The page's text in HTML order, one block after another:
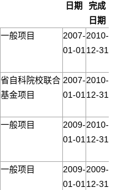
日期
完成
日期
一般项目
2007-
01-01
2010-
12-31
省自科院校联合
基金项目
2007-
01-01
2010-
12-31
一般项目
2009-
01-01
2010-
12-31
一般项目
2009-
01-01
2009-
12-31